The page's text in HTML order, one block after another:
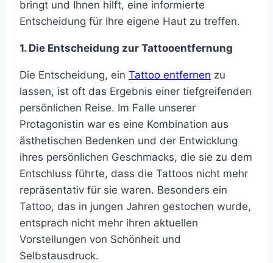
bringt und Ihnen hilft, eine informierte
Entscheidung für Ihre eigene Haut zu treffen.
1. Die Entscheidung zur Tattooentfernung
Die Entscheidung, ein Tattoo entfernen zu
lassen, ist oft das Ergebnis einer tiefgreifenden
persönlichen Reise. Im Falle unserer
Protagonistin war es eine Kombination aus
ästhetischen Bedenken und der Entwicklung
ihres persönlichen Geschmacks, die sie zu dem
Entschluss führte, dass die Tattoos nicht mehr
repräsentativ für sie waren. Besonders ein
Tattoo, das in jungen Jahren gestochen wurde,
entsprach nicht mehr ihren aktuellen
Vorstellungen von Schönheit und
Selbstausdruck.